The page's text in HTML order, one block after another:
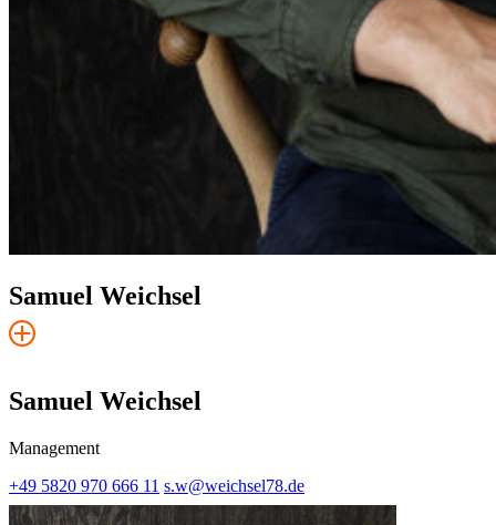
Samuel Weichsel
Samuel Weichsel
Management
+49 5820 970 666 11 s.w@weichsel78.de